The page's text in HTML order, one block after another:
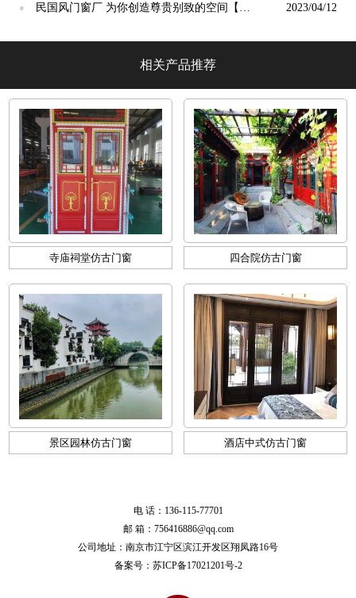
光】
●
民国风门窗厂 为你创造尊贵别致的空间【冠
2023/04/12
相关产品推荐
寺庙祠堂仿古门窗 四合院仿古门窗
景区园林仿古门窗 酒店中式仿古门窗
电 话：136-115-77701
邮 箱：756416886@qq.com
公司地址：南京市江宁区滨江开发区翔凤路16号
备案号： 苏ICP备17021201号-2